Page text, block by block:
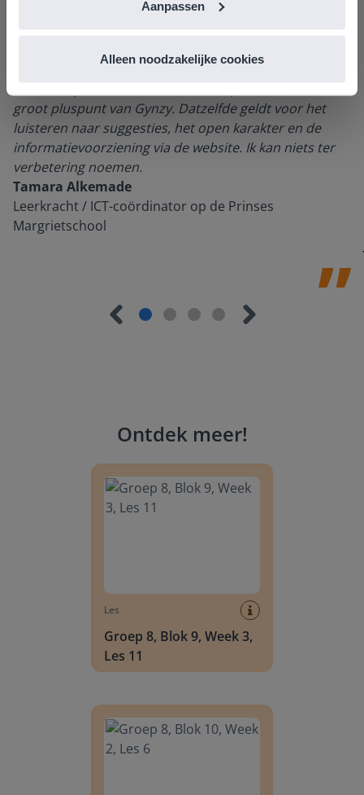
Aanpassen
Alleen noodzakelijke cookies
groot pluspunt van Gynzy. Datzelfde geldt voor het
luisteren naar suggesties, het open karakter en de
informatievoorziening via de website. Ik kan niets ter
verbetering noemen.
Tamara Alkemade
Leerkracht / ICT-coördinator op de Prinses
Margrietschool
Ontdek meer!
Les
Groep 8, Blok 9, Week 3,
Les 11